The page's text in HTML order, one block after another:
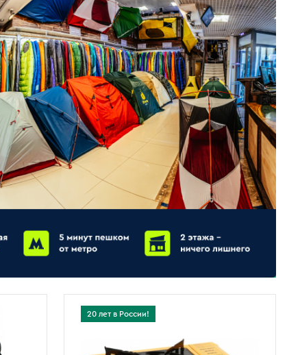
20 лет в России!